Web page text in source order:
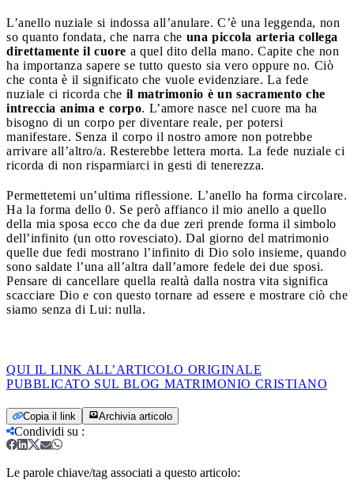
L’anello nuziale si indossa all’anulare. C’è una leggenda, non
so quanto fondata, che narra che una piccola arteria collega
direttamente il cuore a quel dito della mano. Capite che non
ha importanza sapere se tutto questo sia vero oppure no. Ciò
che conta è il significato che vuole evidenziare. La fede
nuziale ci ricorda che il matrimonio è un sacramento che
intreccia anima e corpo. L’amore nasce nel cuore ma ha
bisogno di un corpo per diventare reale, per potersi
manifestare. Senza il corpo il nostro amore non potrebbe
arrivare all’altro/a. Resterebbe lettera morta. La fede nuziale ci
ricorda di non risparmiarci in gesti di tenerezza.
Permettetemi un’ultima riflessione. L’anello ha forma circolare.
Ha la forma dello 0. Se però affianco il mio anello a quello
della mia sposa ecco che da due zeri prende forma il simbolo
dell’infinito (un otto rovesciato). Dal giorno del matrimonio
quelle due fedi mostrano l’infinito di Dio solo insieme, quando
sono saldate l’una all’altra dall’amore fedele dei due sposi.
Pensare di cancellare quella realtà dalla nostra vita significa
scacciare Dio e con questo tornare ad essere e mostrare ciò che
siamo senza di Lui: nulla.
QUI IL LINK ALL’ARTICOLO ORIGINALE
PUBBLICATO SUL BLOG MATRIMONIO CRISTIANO
Copia il link Archivia articolo
Condividi su :
Le parole chiave/tag associati a questo articolo: